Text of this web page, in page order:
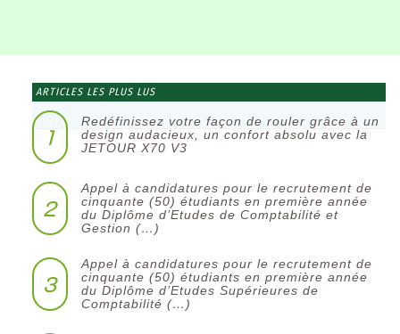
ARTICLES LES PLUS LUS
1
Redéfinissez votre façon de rouler grâce à un
design audacieux, un confort absolu avec la
JETOUR X70 V3
2
Appel à candidatures pour le recrutement de
cinquante (50) étudiants en première année
du Diplôme d’Etudes de Comptabilité et
Gestion (…)
3
Appel à candidatures pour le recrutement de
cinquante (50) étudiants en première année
du Diplôme d’Etudes Supérieures de
Comptabilité (…)